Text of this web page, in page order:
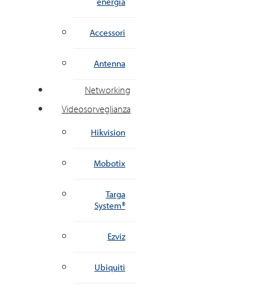
Accessori
Antenna
Networking
Videosorveglianza
Hikvision
Mobotix
Targa
System®
Ezviz
Ubiquiti